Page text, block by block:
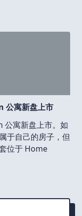
公寓新盘上市
公寓新盘上市。如
于自己的房子，但
位于 Home